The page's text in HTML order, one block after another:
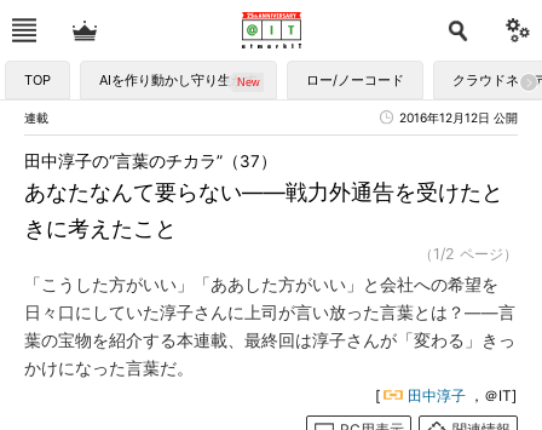
TOP AIを作り動かし守り生かす ロー/ノーコード クラウドネイ
連載 2016年12月12日 公開
あなたなんて要らない――戦力外通告を受けたと
きに考えたこと
田中淳子の“言葉のチカラ”（37）
（1/2 ページ）
「こうした方がいい」「ああした方がいい」と会社への希望を
日々口にしていた淳子さんに上司が言い放った言葉とは？――言
葉の宝物を紹介する本連載、最終回は淳子さんが「変わる」きっ
かけになった言葉だ。
[ 田中淳子 ，＠IT]